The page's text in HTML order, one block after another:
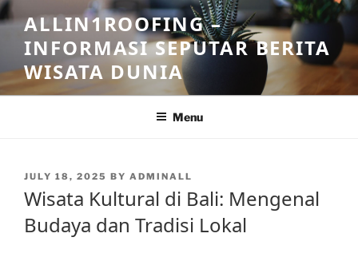
Skip
to
content
ALLIN1ROOFING –
INFORMASI SEPUTAR BERITA
WISATA DUNIA
Menu
POSTED
JULY 18, 2025 BY ADMINALL
Wisata Kultural di Bali: Mengenal
Budaya dan Tradisi Lokal